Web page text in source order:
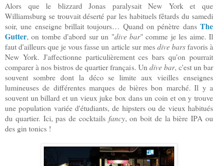
Alors que le blizzard Jonas paralysait New York et que
Williamsburg se trouvait déserté par les habituels fêtards du samedi
soir, une enseigne brillait toujours… Quand on pénètre dans The
Gutter, on tombe d'abord sur un "dive bar" comme je les aime. Il
faut d'ailleurs que je vous fasse un article sur mesdive barsfavoris à
New York. J'affectionne particulièrement ces bars qu'on pourrait
comparer à nos bistros de quartier français. Un dive bar, c'est un bar
souvent sombre dont la déco se limite aux vieilles enseignes
lumineuses de différentes marques de bières bon marché. Il y a
souvent un billard et un vieux juke box dans un coin et on y trouve
une population variée d'étudiants, de hipsters ou de vieux habitués
du quartier. Ici, pas de cocktails fancy, on boit de la bière IPA ou
des gin tonics !